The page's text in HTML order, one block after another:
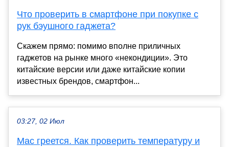
Что проверить в смартфоне при покупке с
рук бэушного гаджета?
Скажем прямо: помимо вполне приличных
гаджетов на рынке много «некондиции». Это
китайские версии или даже китайские копии
известных брендов, смартфон...
03:27, 02 Июл
Mac греется. Как проверить температуру и